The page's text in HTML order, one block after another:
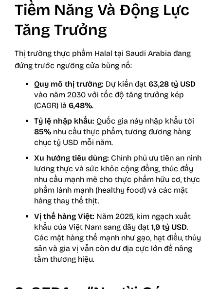
Tiềm Năng Và Động Lực
Tăng Trưởng
Thị trường thực phẩm Halal tại Saudi Arabia đang
đứng trước ngưỡng cửa bùng nổ:
Quy mô thị trường: Dự kiến đạt 63,28 tỷ USD
vào năm 2030 với tốc độ tăng trưởng kép
(CAGR) là 6,48%.
Tỷ lệ nhập khẩu: Quốc gia này nhập khẩu tới
85% nhu cầu thực phẩm, tương đương hàng
chục tỷ USD mỗi năm.
Xu hướng tiêu dùng: Chính phủ ưu tiên an ninh
lương thực và sức khỏe cộng đồng, thúc đẩy
nhu cầu mạnh mẽ cho thực phẩm hữu cơ, thực
phẩm lành mạnh (healthy food) và các mặt
hàng thay thế thịt.
Vị thế hàng Việt: Năm 2025, kim ngạch xuất
khẩu của Việt Nam sang đây đạt 1,9 tỷ USD.
Các mặt hàng thế mạnh như gạo, hạt điều, thủy
sản và gia vị vẫn còn dư địa cực lớn để nâng
tầm thương hiệu.